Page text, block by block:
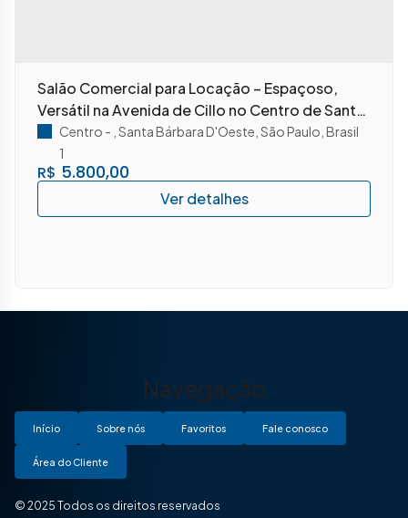
Salão Comercial para Locação – Espaçoso,
Versátil na Avenida de Cillo no Centro de Santa
Bárbara d’Oeste - SP
R$ 5.800,00
Centro Santa Bárbara D'Oeste São Paulo Brasil
1
Navegação
Início Sobre nós Favoritos Fale conosco
Área do Cliente
© 2025 Todos os direitos reservados